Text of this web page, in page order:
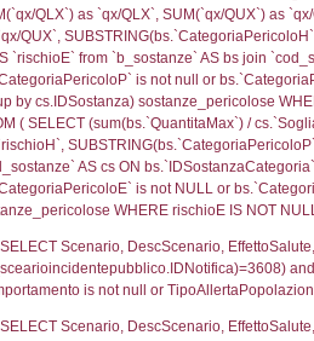
AND
sql: SELECT
WHERE
sql: SELECT
WHERE